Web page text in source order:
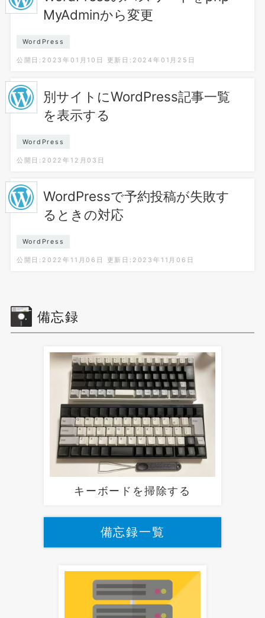
MyAdminから変更
WordPress
公開日:2023年01月10日 更新日:2024年01月25日
別サイトにWordPress記事一覧
を表示する
WordPress
公開日:2022年12月03日
WordPressで予約投稿が失敗す
るときの対応
WordPress
公開日:2022年11月06日 更新日:2023年11月06日
備忘録
キーボードを掃除する
備忘録一覧